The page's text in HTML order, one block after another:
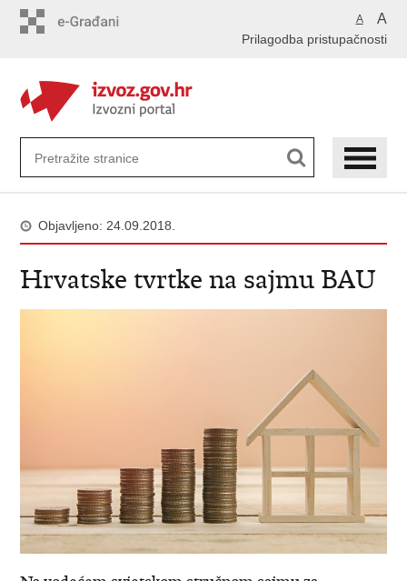
A A
Prilagodba pristupačnosti
Objavljeno: 24.09.2018.
Hrvatske tvrtke na sajmu BAU